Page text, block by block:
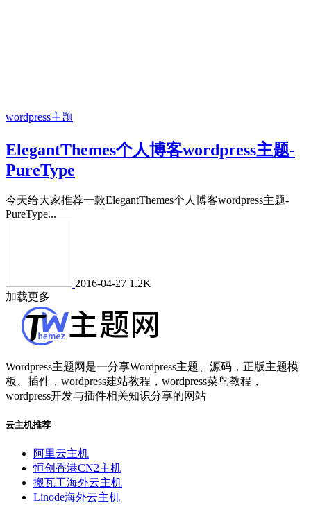
wordpress主题
ElegantThemes个人博客wordpress主题-
PureType
今天给大家推荐一款ElegantThemes个人博客wordpress主题-
PureType...
2016-04-27 1.2K
加载更多
Wordpress主题网是一分享Wordpress主题、源码，正版主题模
板、插件，wordpress建站教程，wordpress菜鸟教程，
wordpress开发与插件相关知识分享的网站
云主机推荐
阿里云主机
恒创香港CN2主机
搬瓦工海外云主机
Linode海外云主机